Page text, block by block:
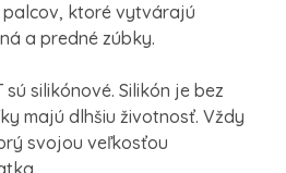
palcov, ktoré vytvárajú
a predné zúbky.
sú silikónové. Silikón je bez
majú dlhšiu životnosť. Vždy
svojou veľkosťou